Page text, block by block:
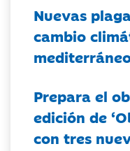
Nuevas
cambio
Prepara el
edición de
con tres